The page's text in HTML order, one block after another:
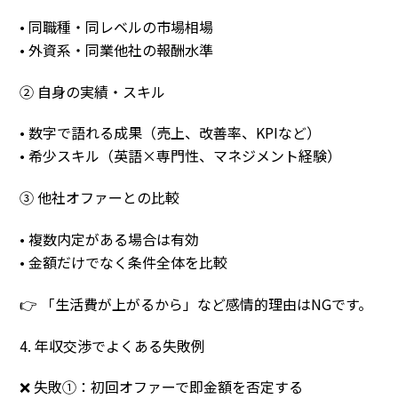
• 同職種・同レベルの市場相場
• 外資系・同業他社の報酬水準
② 自身の実績・スキル
• 数字で語れる成果（売上、改善率、KPIなど）
• 希少スキル（英語×専門性、マネジメント経験）
③ 他社オファーとの比較
• 複数内定がある場合は有効
• 金額だけでなく条件全体を比較
👉 「生活費が上がるから」など感情的理由はNGです。
4. 年収交渉でよくある失敗例
❌ 失敗①：初回オファーで即金額を否定する